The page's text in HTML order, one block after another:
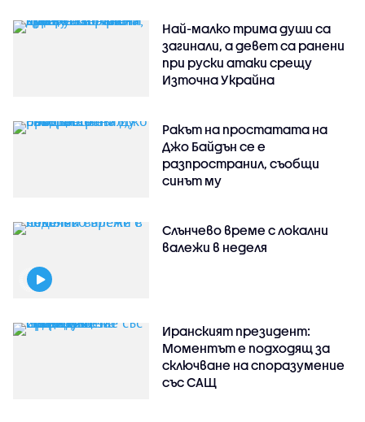
Най-малко трима души са
загинали, а девет са ранени
при руски атаки срещу
Източна Украйна
Ракът на простатата на
Джо Байдън се е
разпространил, съобщи
синът му
Слънчево време с локални
валежи в неделя
Иранският президент:
Моментът е подходящ за
сключване на споразумение
със САЩ